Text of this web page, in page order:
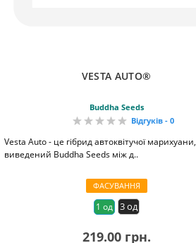
VESTA AUTO®
Buddha Seeds
Відгуків - 0
Vesta Auto - це гібрид автоквітучої марихуани,
виведений Buddha Seeds між д..
ФАСУВАННЯ
1 од 3 од
219.00 грн.